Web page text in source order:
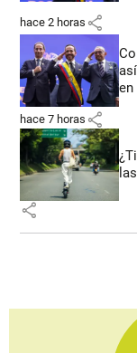
hace 2 horas share
en
hace 7 horas share
share